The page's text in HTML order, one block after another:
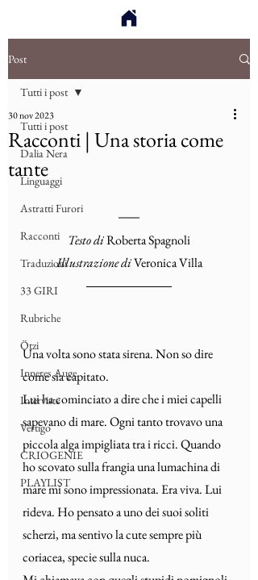
Post
Tutti i post
Dalia Nera
Linguaggi
Astratti Furori
Racconti
Traduzioni
33 GIRI
Rubriche
Ötzi
Inneres Auge
Interviste
Vertigo
CRIOGENIE
PLAYLIST
Tutti i post
Racconti | Una storia come
tante
30 nov 2023
Testo di Roberta Spagnoli
Illustrazione di Veronica Villa
Una volta sono stata sirena. Non so dire
come sia capitato.
Lui ha cominciato a dire che i miei capelli
sapevano di mare. Ogni tanto trovavo una
piccola alga impigliata tra i ricci. Quando
ho scovato sulla frangia una lumachina di
mare mi sono impressionata. Era viva. Lui
rideva. Ho pensato a uno dei suoi soliti
scherzi, ma sentivo la cute sempre più
coriacea, specie sulla nuca.